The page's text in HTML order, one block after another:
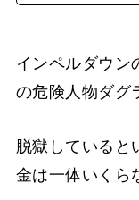
インペルダウン
の危険人物ダグ
脱獄していると
金は一体いくら